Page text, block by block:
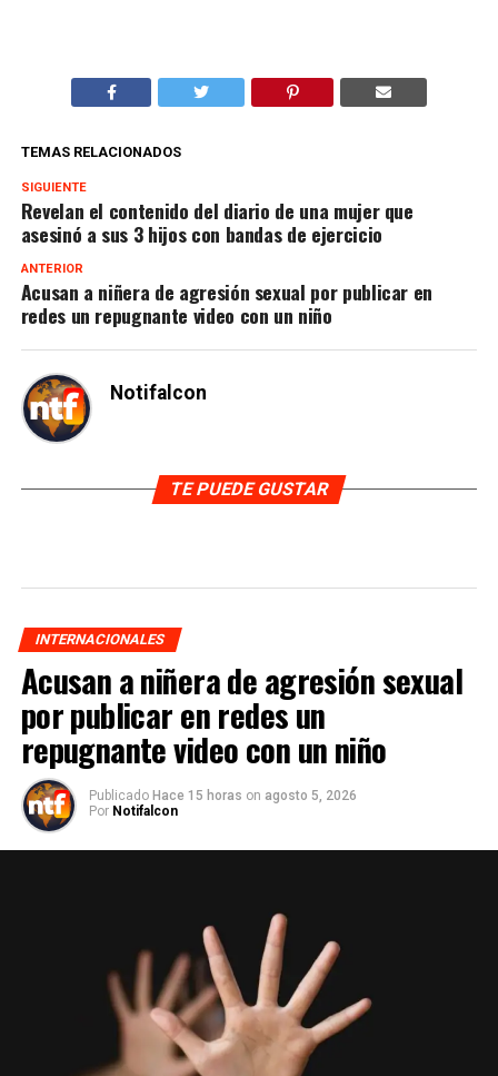
TEMAS RELACIONADOS
SIGUIENTE
Revelan el contenido del diario de una mujer que
asesinó a sus 3 hijos con bandas de ejercicio
ANTERIOR
Acusan a niñera de agresión sexual por publicar en
redes un repugnante video con un niño
Notifalcon
TE PUEDE GUSTAR
INTERNACIONALES
Acusan a niñera de agresión sexual
por publicar en redes un
repugnante video con un niño
Publicado Hace 15 horas on agosto 5, 2026
Por Notifalcon